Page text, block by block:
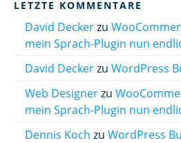
LETZTE KOMMENTARE
David Deckerzu
mein Sprach-Plugin nun
David Deckerzu WordPress
Web Designerzu
mein Sprach-Plugin nun
Dennis Koch zu WordPress